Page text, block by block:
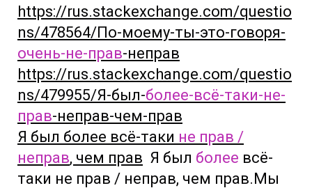
https://rus.stackexchange.com/questio
ns/478564/По-моему-ты-это-говоря-
очень-не-прав-неправ
https://rus.stackexchange.com/questio
ns/479955/Я-был-более-всё-таки-не-
прав-неправ-чем-прав
Я был более всё-таки не прав /
неправ, чем прав Я был более всё-
таки не прав / неправ, чем прав.Мы